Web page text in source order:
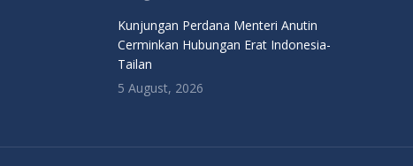
Kunjungan Perdana Menteri Anutin
Cerminkan Hubungan Erat Indonesia-
Tailan
5 August, 2026